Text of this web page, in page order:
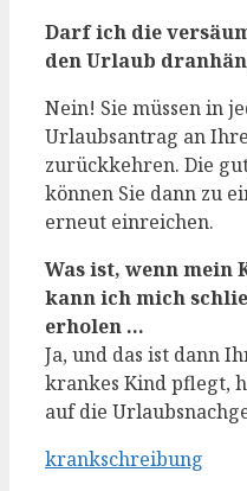
Darf ich die
den Urlaub
Nein! Sie müssen in
Urlaubsantrag an
zurückkehren. Die
können Sie dann zu
erneut einreichen.
Was ist, wenn
kann ich mich
erholen …
Ja, und das ist dann
krankes Kind pflegt,
auf die
krankschreibung